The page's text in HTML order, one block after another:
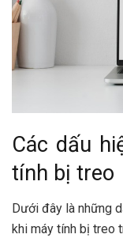
Các dấu
tính bị treo
Dưới đây là những
khi máy tính bị treo